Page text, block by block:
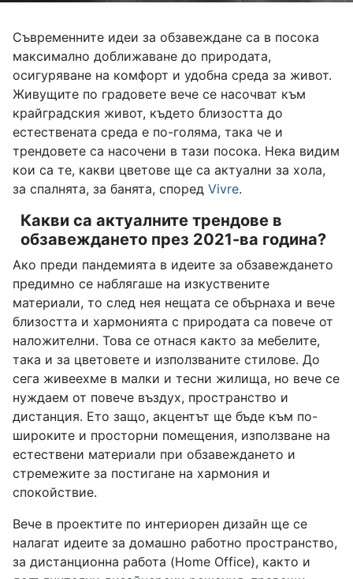
Съвременните идеи за обзавеждане са в посока
максимално доближаване до природата,
осигуряване на комфорт и удобна среда за живот.
Живущите по градовете вече се насочват към
крайградския живот, където близостта до
естествената среда е по-голяма, така че и
трендовете са насочени в тази посока. Нека видим
кои са те, какви цветове ще са актуални за хола,
за спалнята, за банята, според Vivre.
Какви са актуалните трендове в
обзавеждането през 2021-ва година?
Ако преди пандемията в идеите за обзавеждането
предимно се наблягаше на изкуствените
материали, то след нея нещата се обърнаха и вече
близостта и хармонията с природата са повече от
наложителни. Това се отнася както за мебелите,
така и за цветовете и използваните стилове. До
сега живеехме в малки и тесни жилища, но вече се
нуждаем от повече въздух, пространство и
дистанция. Ето защо, акцентът ще бъде към по-
широките и просторни помещения, използване на
естествени материали при обзавеждането и
стремежите за постигане на хармония и
спокойствие.
Вече в проектите по интериорен дизайн ще се
налагат идеите за домашно работно пространство,
за дистанционна работа (Home Office), както и